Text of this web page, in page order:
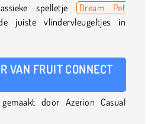
spelletje
Dream Pet
juiste vlindervleugeltjes in
VAN FRUIT CONNECT
door Azerion Casual